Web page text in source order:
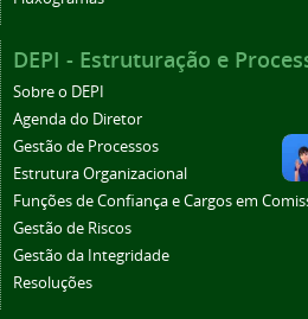
DEPI - Estruturação e
Sobre o DEPI
Agenda do Diretor
Gestão de Processos
Estrutura Organizacional
Funções de Confiança e Cargos em
Gestão de Riscos
Gestão da Integridade
Resoluções